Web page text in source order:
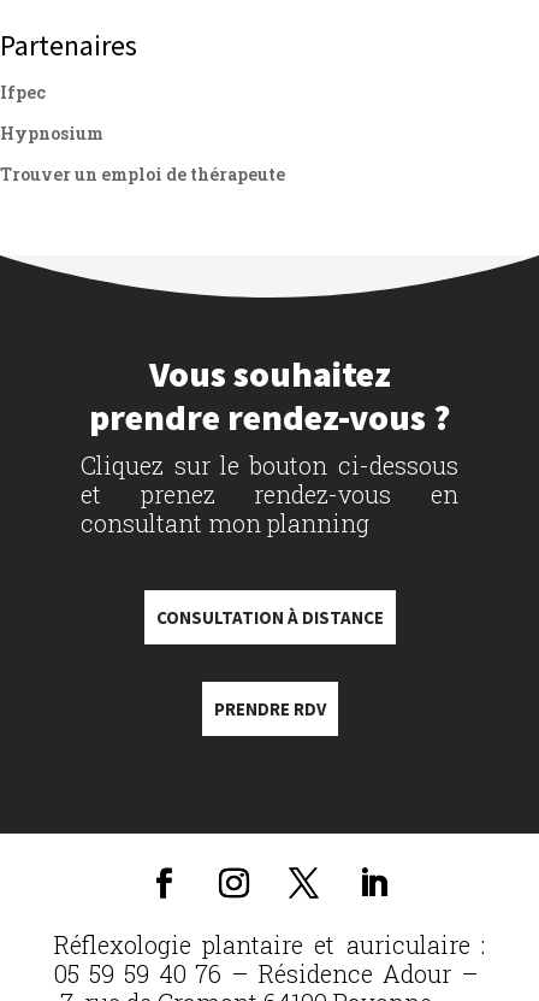
Partenaires
Ifpec
Hypnosium
Trouver un emploi de thérapeute
Vous souhaitez
prendre rendez-vous ?
Cliquez sur le bouton ci-dessous
et prenez rendez-vous en
consultant mon planning
CONSULTATION À DISTANCE
PRENDRE RDV
Réflexologie plantaire et auriculaire :
05 59 59 40 76 – Résidence Adour –